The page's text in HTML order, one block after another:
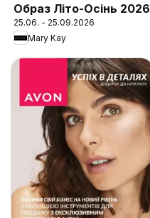
Образ Літо-Осінь 2026
25.06. - 25.09.2026
Mary Kay